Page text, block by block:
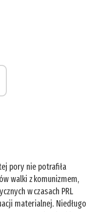
pory nie potrafiła
walki z komunizmem,
w czasach PRL
materialnej. Niedługo